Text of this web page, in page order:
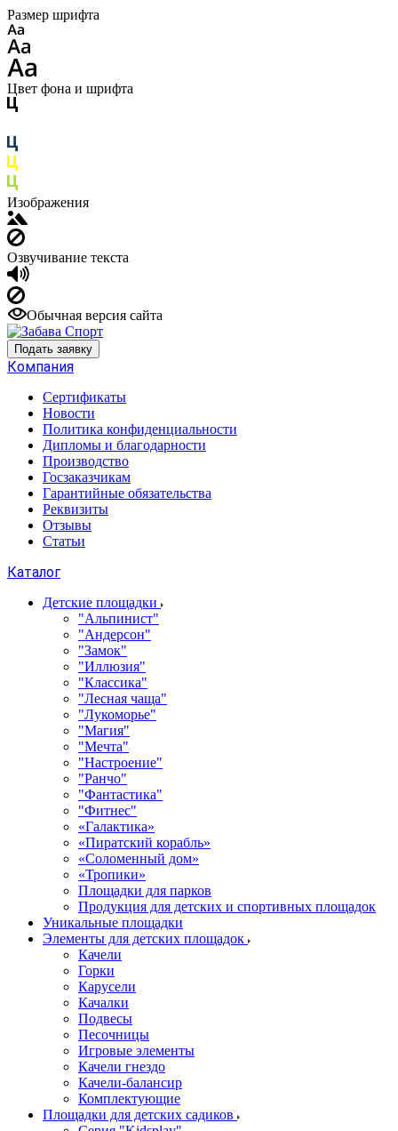
Размер шрифта
Цвет фона и шрифта
Изображения
Озвучивание текста
Обычная версия сайта
Подать заявку
Компания
Сертификаты
Новости
Политика конфиденциальности
Дипломы и благодарности
Производство
Госзаказчикам
Гарантийные обязательства
Реквизиты
Отзывы
Статьи
Каталог
Детские площадки
"Альпинист"
"Андерсон"
"Замок"
"Иллюзия"
"Классика"
"Лесная чаща"
"Лукоморье"
"Магия"
"Мечта"
"Настроение"
"Ранчо"
"Фантастика"
"Фитнес"
«Галактика»
«Пиратский корабль»
«Соломенный дом»
«Тропики»
Площадки для парков
Продукция для детских и спортивных площадок
Уникальные площадки
Элементы для детских площадок
Качели
Горки
Карусели
Качалки
Подвесы
Песочницы
Игровые элементы
Качели гнездо
Качели-балансир
Комплектующие
Площадки для детских садиков